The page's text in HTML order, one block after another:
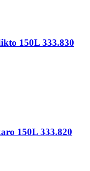
150L 333.830
150L 333.820